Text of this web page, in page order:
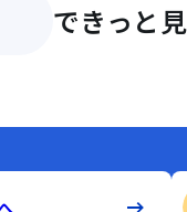
できっと